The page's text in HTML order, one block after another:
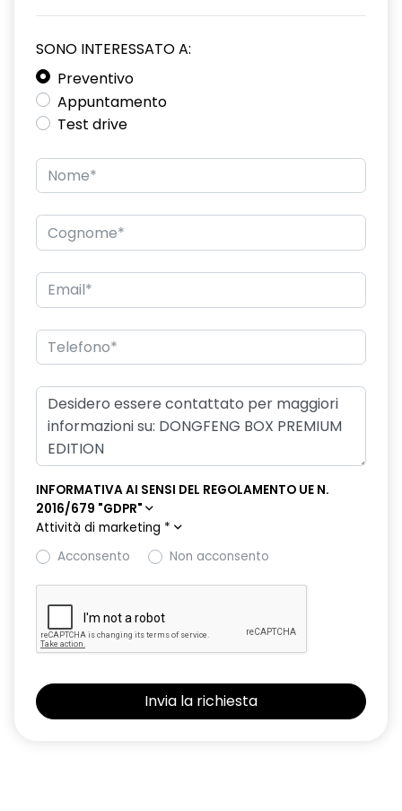
SONO INTERESSATO A:
Preventivo
Appuntamento
Test drive
INFORMATIVA AI SENSI DEL REGOLAMENTO UE N.
2016/679 "GDPR"
Attività di marketing *
Acconsento
Non acconsento